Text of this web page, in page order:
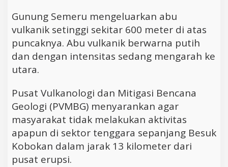
Gunung Semeru mengeluarkan abu
vulkanik setinggi sekitar 600 meter di atas
puncaknya. Abu vulkanik berwarna putih
dan dengan intensitas sedang mengarah ke
utara.
Pusat Vulkanologi dan Mitigasi Bencana
Geologi (PVMBG) menyarankan agar
masyarakat tidak melakukan aktivitas
apapun di sektor tenggara sepanjang Besuk
Kobokan dalam jarak 13 kilometer dari
pusat erupsi.